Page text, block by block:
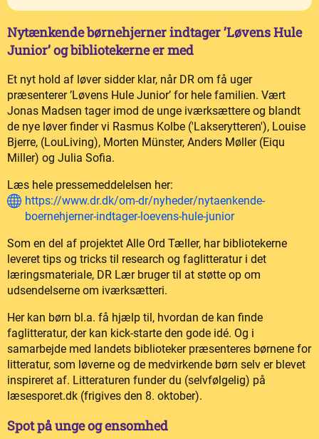
Nytænkende børnehjerner indtager ’Løvens Hule
Junior’ og bibliotekerne er med
Et nyt hold af løver sidder klar, når DR om få uger
præsenterer ’Løvens Hule Junior’ for hele familien. Vært
Jonas Madsen tager imod de unge iværksættere og blandt
de nye løver finder vi Rasmus Kolbe ('Lakserytteren'), Louise
Bjerre, (LouLiving), Morten Münster, Anders Møller (Eiqu
Miller) og Julia Sofia.
Læs hele pressemeddelelsen her:
https://www.dr.dk/om-dr/nyheder/nytaenkende-
boernehjerner-indtager-loevens-hule-junior
Som en del af projektet Alle Ord Tæller, har bibliotekerne
leveret tips og tricks til research og faglitteratur i det
læringsmateriale, DR Lær bruger til at støtte op om
udsendelserne om iværksætteri.
Her kan børn bl.a. få hjælp til, hvordan de kan finde
faglitteratur, der kan kick-starte den gode idé. Og i
samarbejde med landets biblioteker præsenteres børnene for
litteratur, som løverne og de medvirkende børn selv er blevet
inspireret af. Litteraturen funder du (selvfølgelig) på
læsesporet.dk (frigives den 8. oktober).
Spot på unge og ensomhed